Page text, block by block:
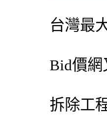
台灣最
Bid價網
拆除工